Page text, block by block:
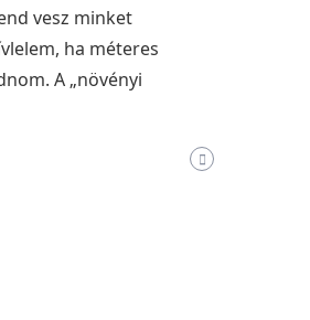
vesz minket
ha méteres
A „növényi